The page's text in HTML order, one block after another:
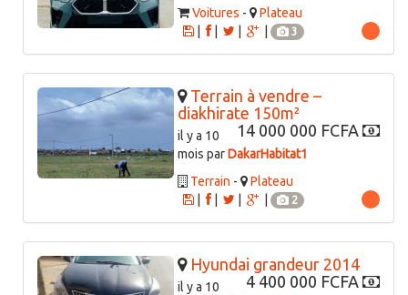
Voitures -
Plateau
|
3
Terrain à vendre –
diakhirate 150m²
14 000 000 FCFA
il y a 10
mois parDakarHabitat1
Terrain -
Plateau
|
2
Hyundai grandeur 2014
4 400 000 FCFA
il y a 10